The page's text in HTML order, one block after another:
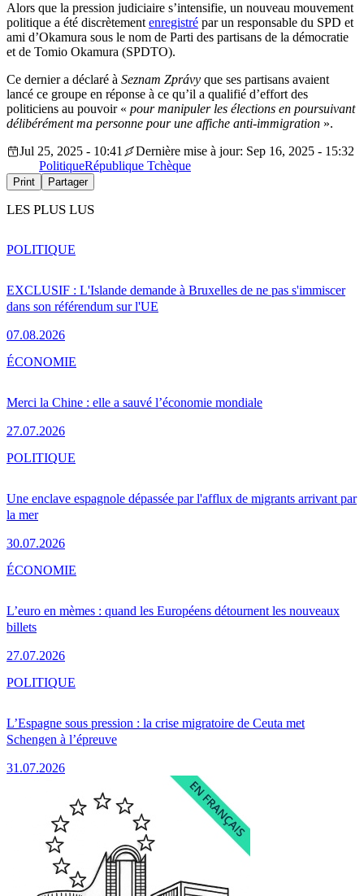
Alors que la pression judiciaire s’intensifie, un nouveau mouvement
politique a été discrètement enregistré par un responsable du SPD et
ami d’Okamura sous le nom de Parti des partisans de la démocratie
et de Tomio Okamura (SPDTO).
Ce dernier a déclaré à Seznam Zprávy que ses partisans avaient
lancé ce groupe en réponse à ce qu’il a qualifié d’effort des
politiciens au pouvoir « pour manipuler les élections en poursuivant
délibérément ma personne pour une affiche anti-immigration ».
Jul 25, 2025 - 10:41
Dernière mise à jour: Sep 16, 2025 - 15:32
PolitiqueRépublique Tchèque
Print Partager
LES PLUS LUS
EXCLUSIF : L'Islande demande à Bruxelles de ne pas s'immiscer
dans son référendum sur l'UE
07.08.2026
POLITIQUE
Merci la Chine : elle a sauvé l’économie mondiale
27.07.2026
ÉCONOMIE
Une enclave espagnole dépassée par l'afflux de migrants arrivant par
la mer
30.07.2026
POLITIQUE
L’euro en mèmes : quand les Européens détournent les nouveaux
billets
27.07.2026
ÉCONOMIE
L’Espagne sous pression : la crise migratoire de Ceuta met
Schengen à l’épreuve
31.07.2026
POLITIQUE